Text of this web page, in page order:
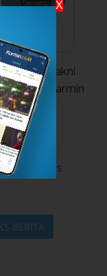
lomba, yakni
Dash. Garmin
Bank
News
BERITA
X